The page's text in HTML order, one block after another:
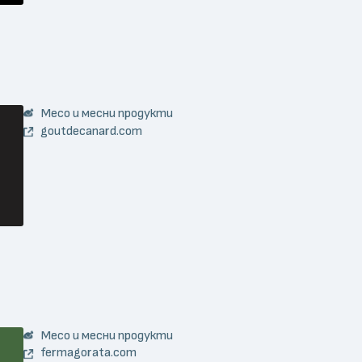
Месо и месни продукти
goutdecanard.com
Месо и месни продукти
fermagorata.com